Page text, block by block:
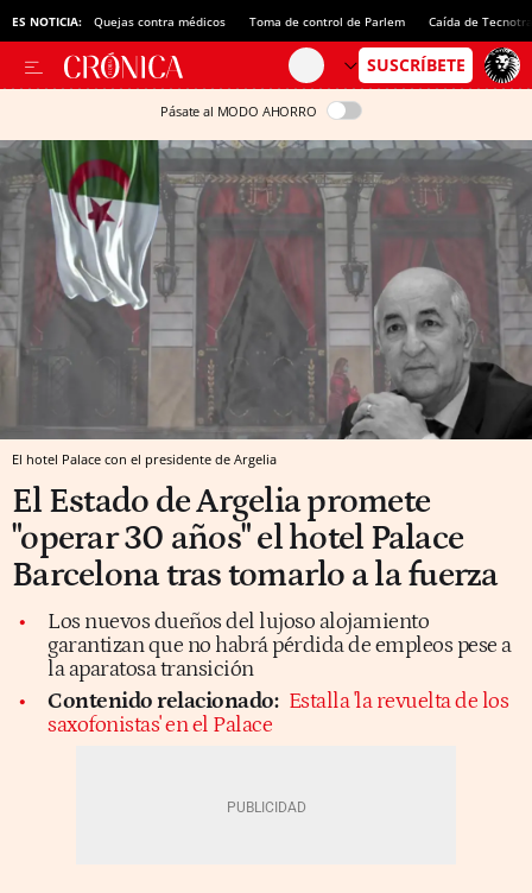
ES NOTICIA: Quejas contra médicos Toma de control de Parlem Caída de
Pásate al MODO AHORRO
El hotel Palace con el presidente de Argelia
El Estado de Argelia promete
"operar 30 años" el hotel Palace
Barcelona tras tomarlo a la fuerza
Los nuevos dueños del lujoso alojamiento
garantizan que no habrá pérdida de empleos pese a
la aparatosa transición
Contenido relacionado: Estalla 'la revuelta de los
saxofonistas' en el Palace